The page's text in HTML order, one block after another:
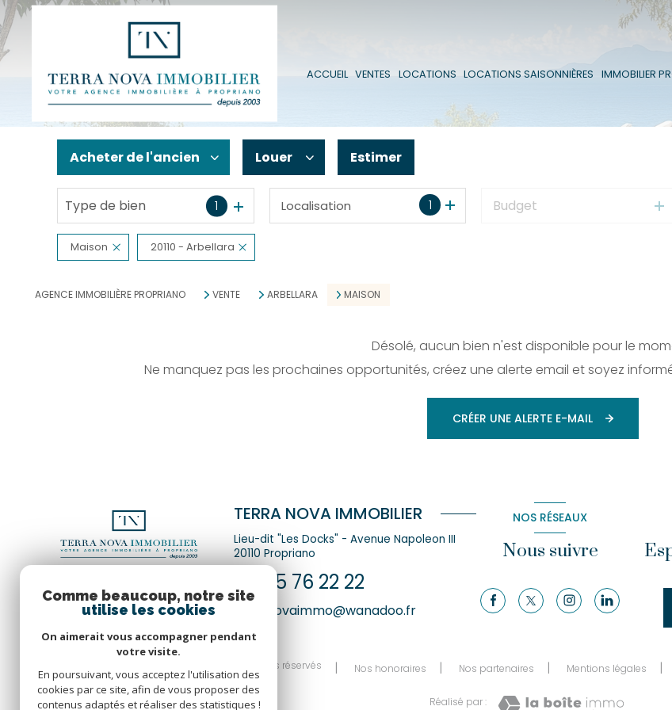
ACCUEIL VENTES LOCATIONS LOCATIONS SAISONNIÈRES IMMOBILIER
VENTES
Acheterde l'ancien
De l'ancien
De l'immo pro
Louer
à l'année
Estimer
Type de bien 1 1
Localisation Budget
Maison 20110 - Arbellara
AGENCE IMMOBILIÈRE PROPRIANO VENTE ARBELLARA MAISON
Désolé, aucun bien n'est disponible pour le
Ne manquez pas les prochaines opportunités, créez une alerte email et soyez
CRÉER UNE ALERTE E-MAIL
TERRA NOVA IMMOBILIER
Lieu-dit "Les Docks" - Avenue Napoleon III
20110 Propriano
04 95 76 22 22
terranovaimmo@wanadoo.fr
NOS RÉSEAUX
Nous suivre
© 2026 | Tous droits réservés Nos honoraires Nos partenaires Mentions légales
Réalisé par :
Comme beaucoup, notre site
utilise les cookies
On aimerait vous accompagner pendant
votre visite.
En poursuivant, vous acceptez l'utilisation des
cookies par ce site, afin de vous proposer des
contenus adaptés et réaliser des statistiques !